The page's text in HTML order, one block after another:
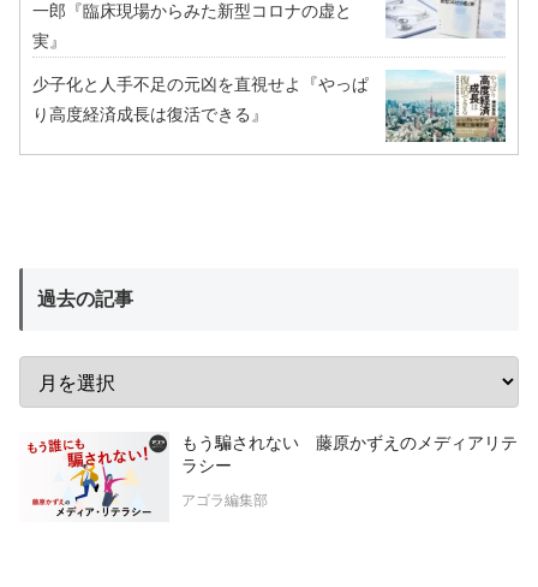
一郎『臨床現場からみた新型コロナの虚と
実』
少子化と人手不足の元凶を直視せよ『やっぱ
り高度経済成長は復活できる』
過去の記事
もう騙されない 藤原かずえのメディアリテ
ラシー
アゴラ編集部